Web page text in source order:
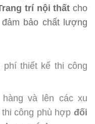
trí nội thất cho
bảo chất lượng
phí thiết kế thi công
hàng và lên các xu
công phù hợp đối